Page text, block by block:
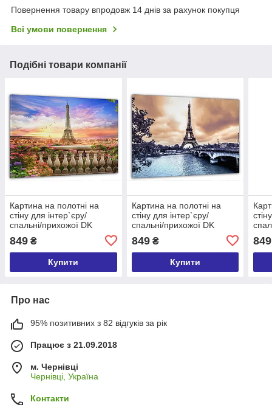
Повернення товару впродовж 14 днів за рахунок покупця
Всі умови повернення
Подібні товари компанії
Картина на полотні на
стіну для інтер`єру/
спальні/прихожої DK
(MK10180_M)
849 ₴
Купити
Картина на полотні на
стіну для інтер`єру/
спальні/прихожої DK
Холодний Париж 60x100
см (MK10255_M)
849₴
Купити
849
Про нас
95% позитивних з 82 відгуків за рік
Працює з 21.09.2018
м. Чернівці
Чернівці, Україна
Контакти